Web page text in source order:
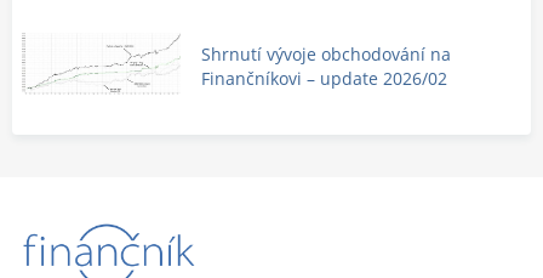
Shrnutí vývoje obchodování na
Finančníkovi – update 2026/02